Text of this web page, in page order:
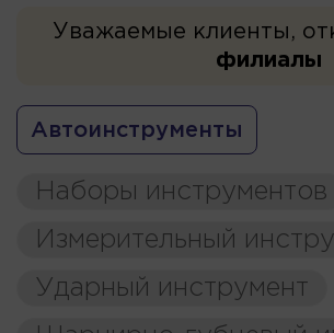
Уважаемые клиенты,
филиалы
Автоинструменты
Наборы инструментов
Измерительный
Ударный инструмент